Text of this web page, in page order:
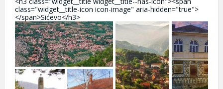
class="widget__title-icon icon-image" aria-hidden="true">
</span>Sićevo</h3>